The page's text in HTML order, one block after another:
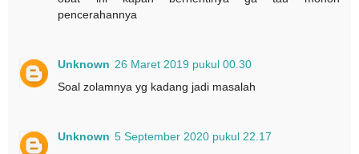
pencerahannya
Unknown 26 Maret 2019 pukul 00.30
Soal zolamnya yg kadang jadi masalah
Unknown 5 September 2020 pukul 22.17